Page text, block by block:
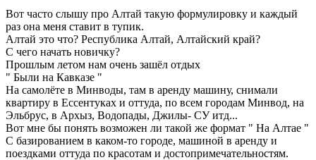
Вот часто слышу про Алтай такую формулировку и каждый
раз она меня ставит в тупик.
Алтай это что? Республика Алтай, Алтайский край?
С чего начать новичку?
Прошлым летом нам очень зашёл отдых
" Были на Кавказе "
На самолёте в Минводы, там в аренду машину, снимали
квартиру в Ессентуках и оттуда, по всем городам Минвод, на
Эльбрус, в Архыз, Водопады, Джилы- СУ итд...
Вот мне бы понять возможен ли такой же формат " На Алтае "
С базированием в каком-то городе, машиной в аренду и
поездками оттуда по красотам и достопримечательностям.